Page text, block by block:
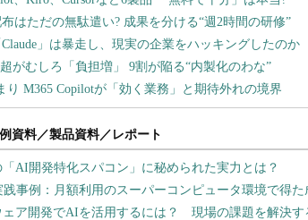
資料／製品資料／レポート
AI開発特化スパコン」に秘められた実力とは？
践事例：月額利用のスーパーコンピュータ環境で得た
ェア開発でAIを活用するには？ 現場の課題を解決す